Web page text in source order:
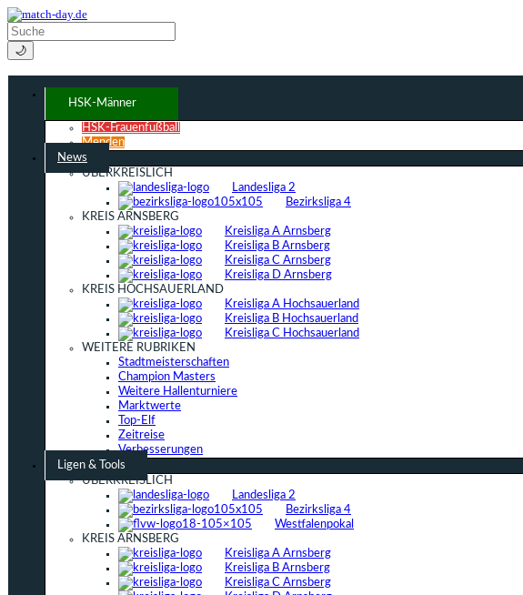
🌙
HSK-Männer
HSK-Frauenfußball
Menden
News
ÜBERKREISLICH
Landesliga 2
Bezirksliga 4
KREIS ARNSBERG
Kreisliga A Arnsberg
Kreisliga B Arnsberg
Kreisliga C Arnsberg
Kreisliga D Arnsberg
KREIS HOCHSAUERLAND
Kreisliga A Hochsauerland
Kreisliga B Hochsauerland
Kreisliga C Hochsauerland
WEITERE RUBRIKEN
Stadtmeisterschaften
Champion Masters
Weitere Hallenturniere
Marktwerte
Top-Elf
Zeitreise
Verbesserungen
Ligen & Tools
ÜBERKREISLICH
Landesliga 2
Bezirksliga 4
Westfalenpokal
KREIS ARNSBERG
Kreisliga A Arnsberg
Kreisliga B Arnsberg
Kreisliga C Arnsberg